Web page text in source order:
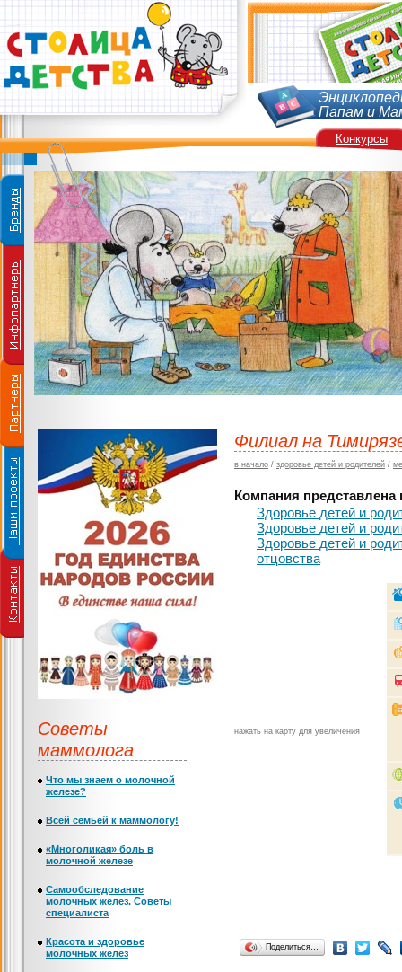
Папам и
Филиал на
в начало / здоровье детей и родителей /
Компания представлена
Здоровье детей и
Здоровье детей и
Здоровье детей и
отцовства
нажать на карту для увеличения
Поделиться…
Советы
маммолога
Что мы знаем о молочной
железе?
Всей семьей к маммологу!
«Многоликая» боль в
молочной железе
Самообследование
молочных желез. Советы
специалиста
Красота и здоровье
молочных желез
Конкурсы